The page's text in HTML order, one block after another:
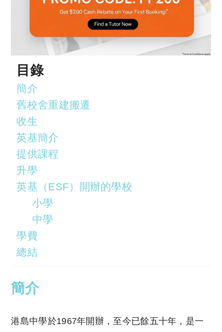
目錄
簡介
舊校舍重建搬遷
收生
英基簡介
提供課程
升學
英基（ESF）開辦的學校
小學
中學
學費
總結
簡介
港島中學於1967年開辦，至今已餘五十年，是一